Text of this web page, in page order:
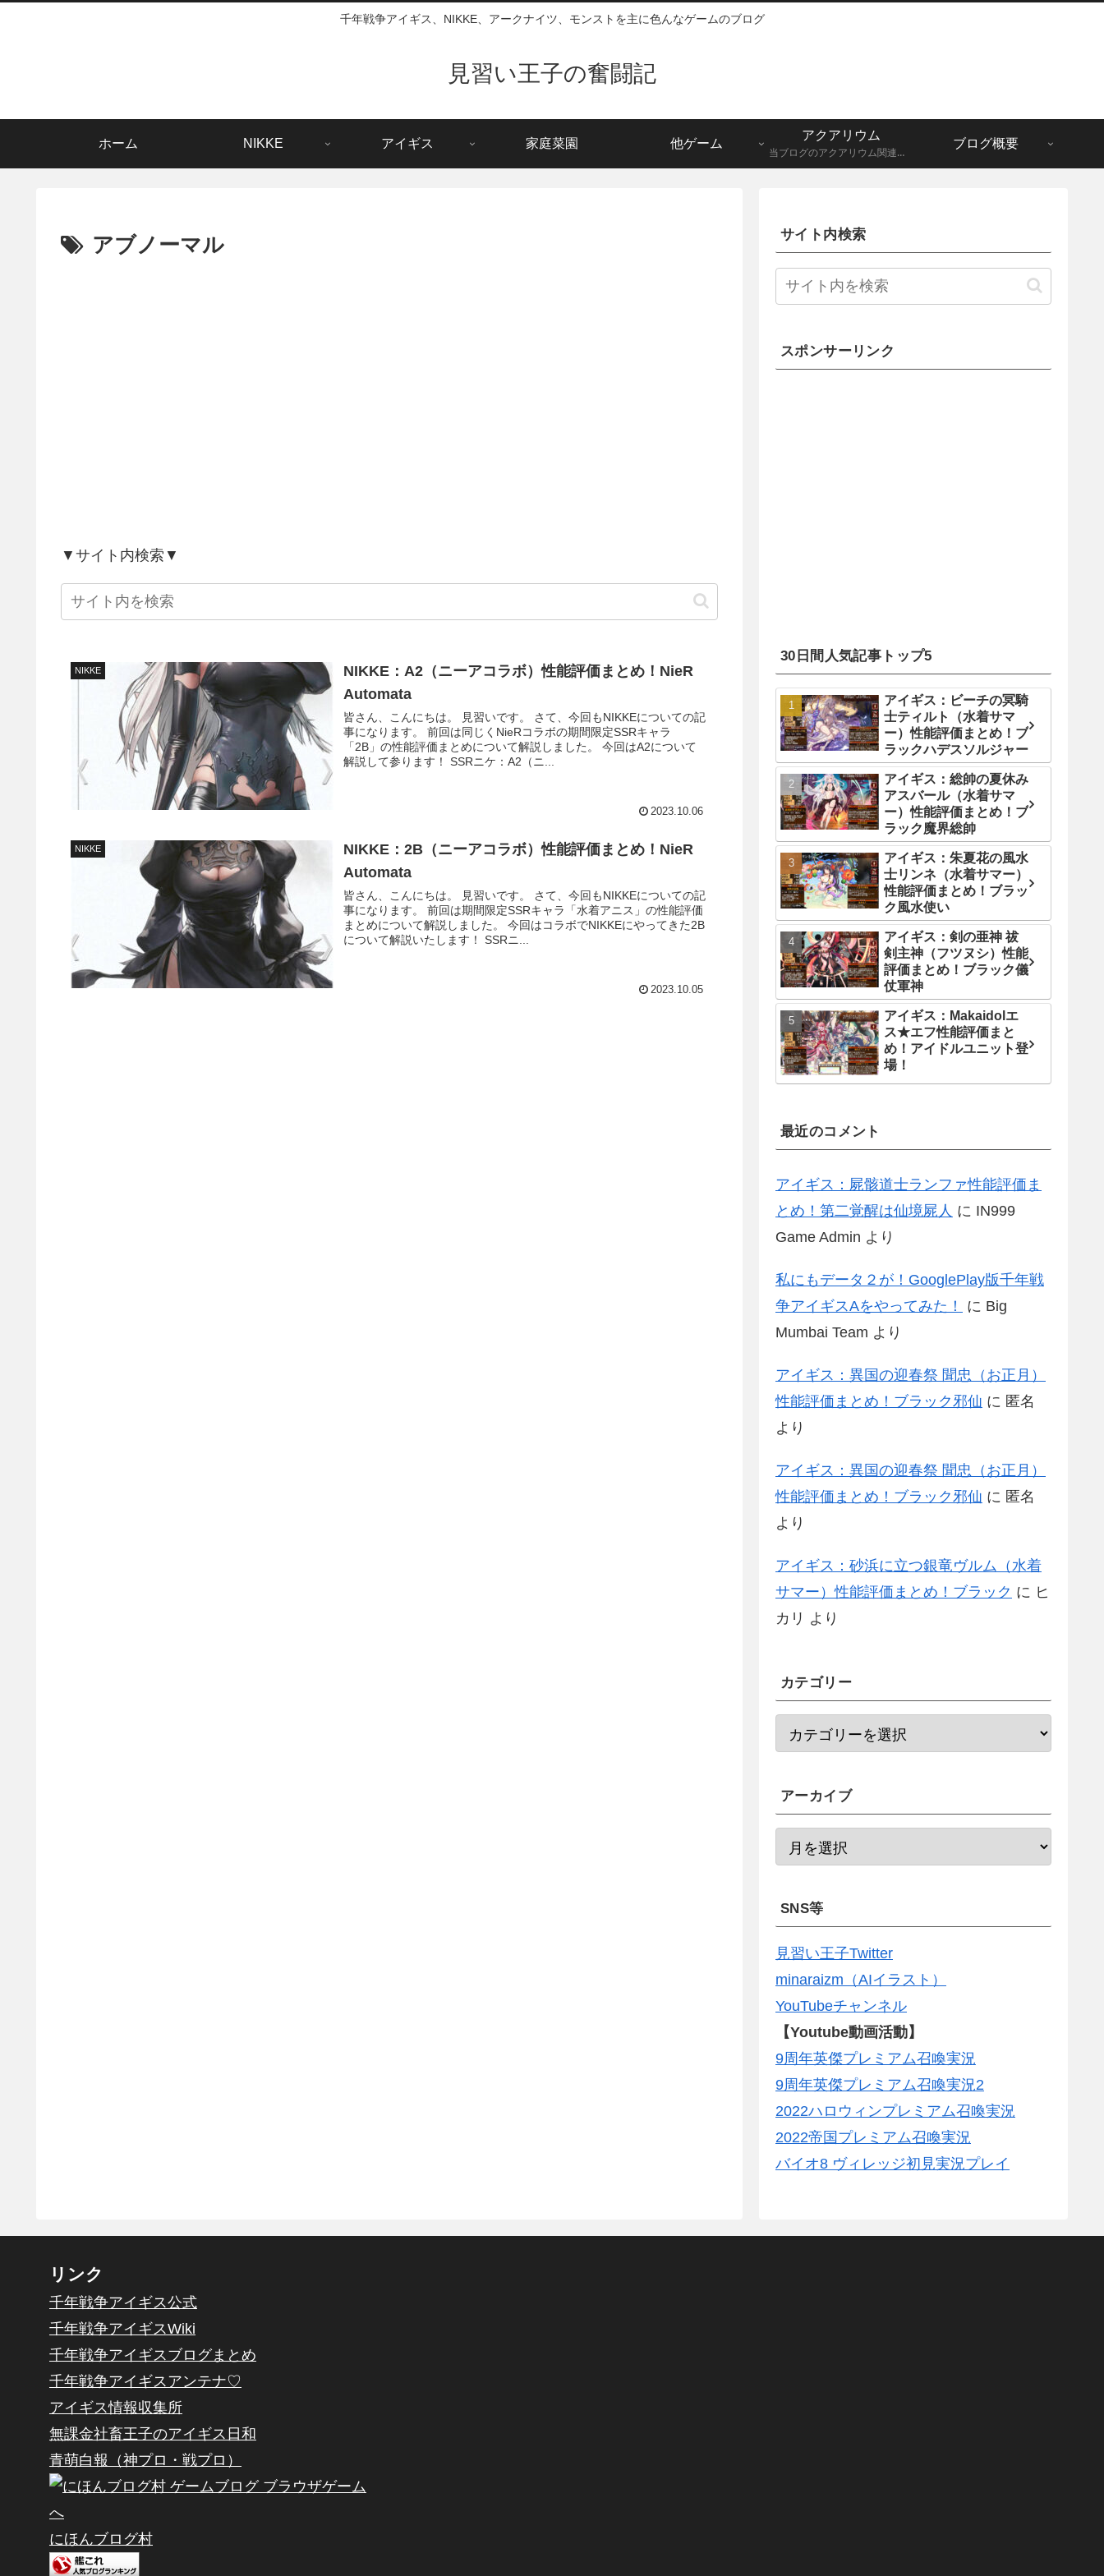
千年戦争アイギス、NIKKE、アークナイツ、モンストを主に色んなゲームのブログ
見習い王子の奮闘記
ホーム NIKKE アイギス 家庭菜園 他ゲーム
アクアリウム
当ブログのアクアリウム関連記事一覧になります。メダカ、グッピーなど。
ブログ概要
アブノーマル
▼サイト内検索▼
NIKKE
NIKKE：A2（ニーアコラボ）性能評価まとめ！NieR
Automata
皆さん、こんにちは。 見習いです。 さて、今回もNIKKEについての記
事になります。 前回は同じくNieRコラボの期間限定SSRキャラ
「2B」の性能評価まとめについて解説しました。 今回はA2について
解説して参ります！ SSRニケ：A2（ニ...
2023.10.06
NIKKE
NIKKE：2B（ニーアコラボ）性能評価まとめ！NieR
Automata
皆さん、こんにちは。 見習いです。 さて、今回もNIKKEについての記
事になります。 前回は期間限定SSRキャラ「水着アニス」の性能評価
まとめについて解説しました。 今回はコラボでNIKKEにやってきた2B
について解説いたします！ SSRニ...
2023.10.05
サイト内検索
スポンサーリンク
30日間人気記事トップ5
アイギス：ビーチの冥騎
士ティルト（水着サマ
ー）性能評価まとめ！ブ
ラックハデスソルジャー
アイギス：総帥の夏休み
アスバール（水着サマ
ー）性能評価まとめ！ブ
ラック魔界総帥
アイギス：朱夏花の風水
士リンネ（水着サマー）
性能評価まとめ！ブラッ
ク風水使い
アイギス：剣の亜神 祓
剣主神（フツヌシ）性能
評価まとめ！ブラック儀
仗軍神
アイギス：Makaidolエ
ス★エフ性能評価まと
め！アイドルユニット登
場！
最近のコメント
アイギス：屍骸道士ランファ性能評価ま
とめ！第二覚醒は仙境屍人 に IN999
Game Admin より
私にもデータ２が！GooglePlay版千年戦
争アイギスAをやってみた！
に Big
Mumbai Team より
アイギス：異国の迎春祭 聞忠（お正月）
性能評価まとめ！ブラック邪仙 に 匿名
より
アイギス：異国の迎春祭 聞忠（お正月）
性能評価まとめ！ブラック邪仙 に 匿名
より
アイギス：砂浜に立つ銀竜ヴルム（水着
サマー）性能評価まとめ！ブラック に ヒ
カリ より
カテゴリー
アーカイブ
SNS等
見習い王子Twitter
minaraizm（AIイラスト）
YouTubeチャンネル
【Youtube動画活動】
9周年英傑プレミアム召喚実況
9周年英傑プレミアム召喚実況2
2022ハロウィンプレミアム召喚実況
2022帝国プレミアム召喚実況
バイオ8 ヴィレッジ初見実況プレイ
リンク
千年戦争アイギス公式
千年戦争アイギスWiki
千年戦争アイギスブログまとめ
千年戦争アイギスアンテナ♡
アイギス情報収集所
無課金社畜王子のアイギス日和
青萌白報（神プロ・戦プロ）
にほんブログ村